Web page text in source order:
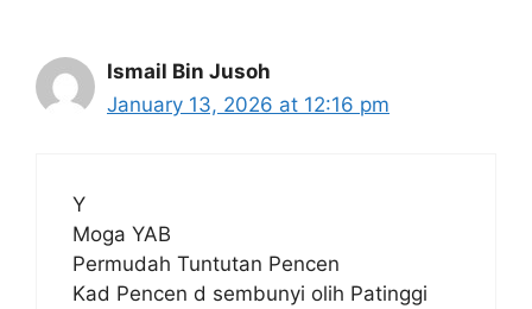
Ismail Bin Jusoh
January 13, 2026 at 12:16 pm
Y
Moga YAB
Permudah Tuntutan Pencen
Kad Pencen d sembunyi olih Patinggi